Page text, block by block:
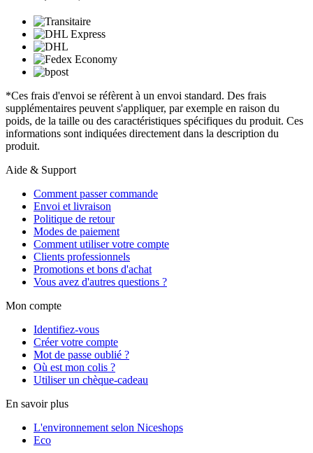
*Ces frais d'envoi se réfèrent à un envoi standard. Des frais
supplémentaires peuvent s'appliquer, par exemple en raison du
poids, de la taille ou des caractéristiques spécifiques du produit. Ces
informations sont indiquées directement dans la description du
produit.
Aide & Support
Comment passer commande
Envoi et livraison
Politique de retour
Modes de paiement
Comment utiliser votre compte
Clients professionnels
Promotions et bons d'achat
Vous avez d'autres questions ?
Mon compte
Identifiez-vous
Créer votre compte
Mot de passe oublié ?
Où est mon colis ?
Utiliser un chèque-cadeau
En savoir plus
L'environnement selon Niceshops
Eco